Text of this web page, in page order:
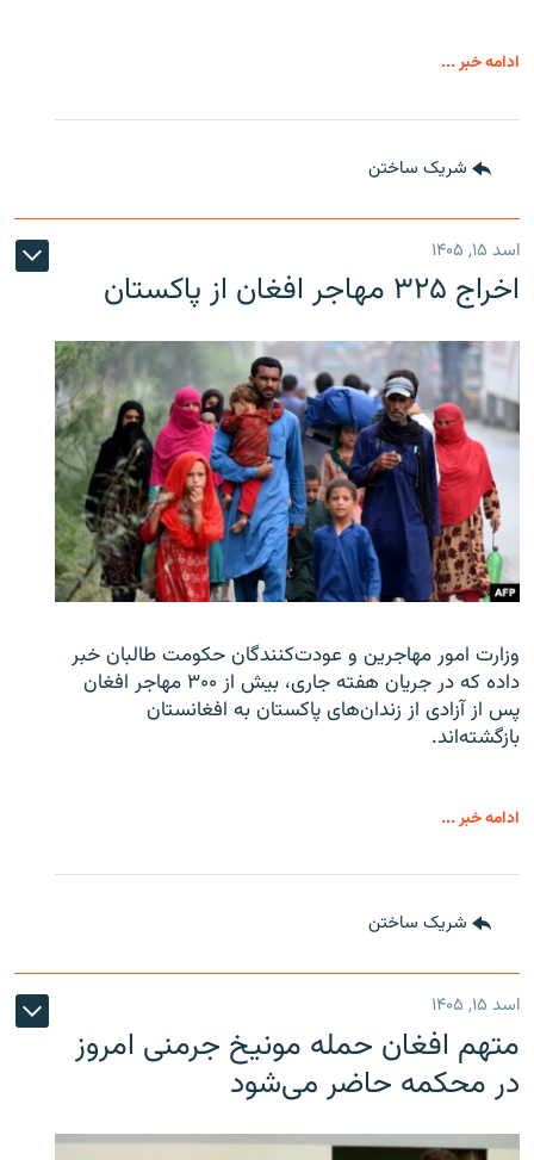
ادامه خبر ...
شریک ساختن
اسد ۱۵, ۱۴۰۵
اخراج ۳۲۵ مهاجر افغان از پاکستان
وزارت امور مهاجرین و عودت‌کنندگان حکومت طالبان خبر
داده که در جریان هفته جاری، بیش از ۳۰۰ مهاجر افغان
پس از آزادی از زندان‌های پاکستان به افغانستان
بازگشته‌اند.
ادامه خبر ...
شریک ساختن
اسد ۱۵, ۱۴۰۵
متهم افغان حمله مونیخ جرمنی امروز
در محکمه حاضر می‌شود